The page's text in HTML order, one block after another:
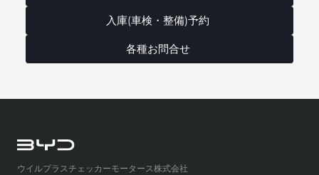
入庫(車検・整備)予約
各種お問合せ
ウイルプラスチェッカーモータース株式会社